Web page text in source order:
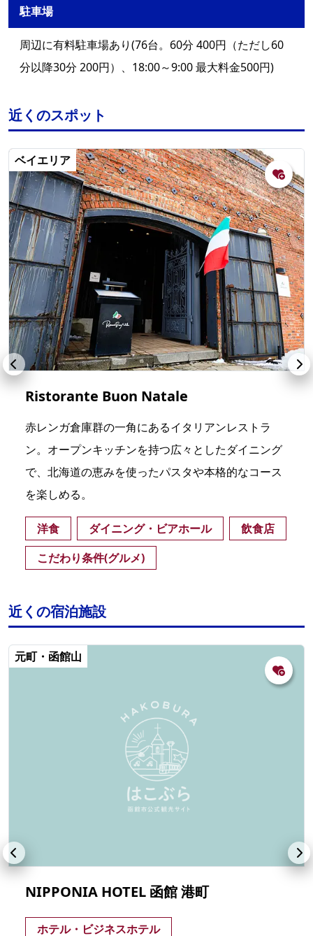
駐車場
周辺に有料駐車場あり(76台。60分 400円（ただし60
分以降30分 200円）、18:00～9:00 最大料金500円)
近くのスポット
ベイエリア
Ristorante Buon Natale
赤レンガ倉庫群の一角にあるイタリアンレストラ
ン。オープンキッチンを持つ広々としたダイニング
で、北海道の恵みを使ったパスタや本格的なコース
を楽しめる。
洋食 ダイニング・ビアホール
飲食店
こだわり条件(グルメ)
近くの宿泊施設
元町・函館山
NIPPONIA HOTEL 函館 港町
ホテル・ビジネスホテル